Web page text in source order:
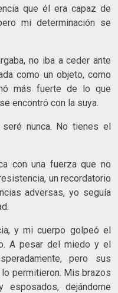
que él era capaz de
mi determinación se
no iba a ceder ante
como un objeto, como
más fuerte de lo que
encontró con la suya.
nunca. No tienes el
con una fuerza que no
un recordatorio
adversas, yo seguía
y mi cuerpo golpeó el
A pesar del miedo y el
pero sus
permitieron. Mis brazos
esposados, dejándome